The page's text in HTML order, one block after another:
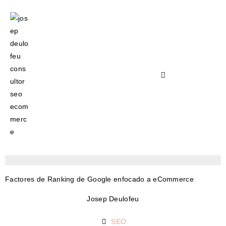
Factores de Ranking de Google enfocado a eCommerce
Josep Deulofeu
SEO